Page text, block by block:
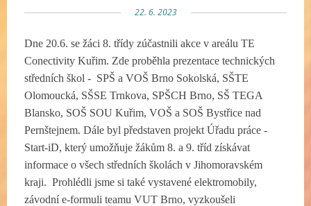
22. 6. 2023
Dne 20.6. se žáci 8. třídy zúčastnili akce v areálu TE
Conectivity Kuřim. Zde proběhla prezentace technických
středních škol - SPŠ a VOŠ Brno Sokolská, SŠTE
Olomoucká, SŠSE Trnkova, SPŠCH Brno, SŠ TEGA
Blansko, SOŠ SOU Kuřim, VOŠ a SOŠ Bystřice nad
Pernštejnem. Dále byl představen projekt Úřadu práce -
Start-iD, který umožňuje žákům 8. a 9. tříd získávat
informace o všech středních školách v Jihomoravském
kraji. Prohlédli jsme si také vystavené elektromobily,
závodní e-formuli teamu VUT Brno, vyzkoušeli